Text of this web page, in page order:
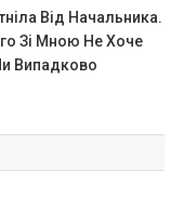
Від Начальника.
Зі Мною Не Хоче
Випадково